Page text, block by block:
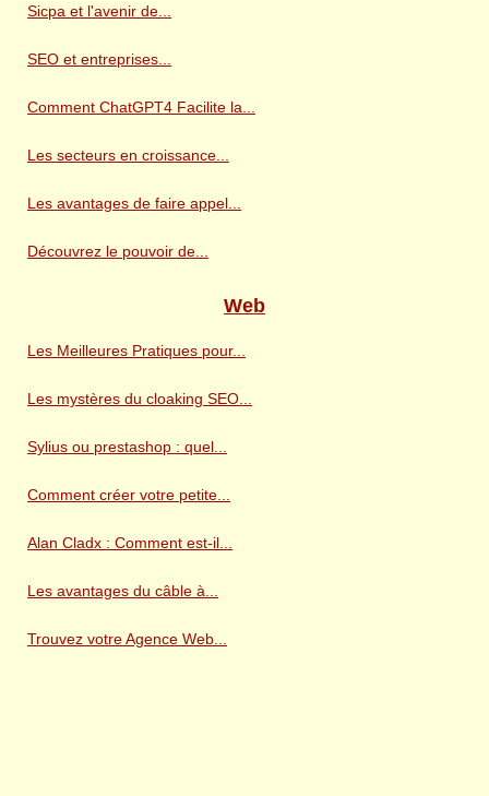
Sicpa et l'avenir de...
SEO et entreprises...
Comment ChatGPT4 Facilite la...
Les secteurs en croissance...
Les avantages de faire appel...
Découvrez le pouvoir de...
Web
Les Meilleures Pratiques pour...
Les mystères du cloaking SEO...
Sylius ou prestashop : quel...
Comment créer votre petite...
Alan Cladx : Comment est-il...
Les avantages du câble à...
Trouvez votre Agence Web...